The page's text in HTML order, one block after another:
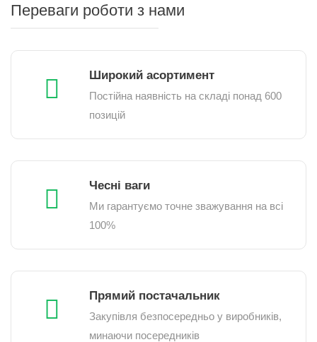
Переваги роботи з нами
Широкий асортимент
Постійна наявність на складі понад 600
позицій
Чесні ваги
Ми гарантуємо точне зважування на всі
100%
Прямий постачальник
Закупівля безпосередньо у виробників,
минаючи посередників